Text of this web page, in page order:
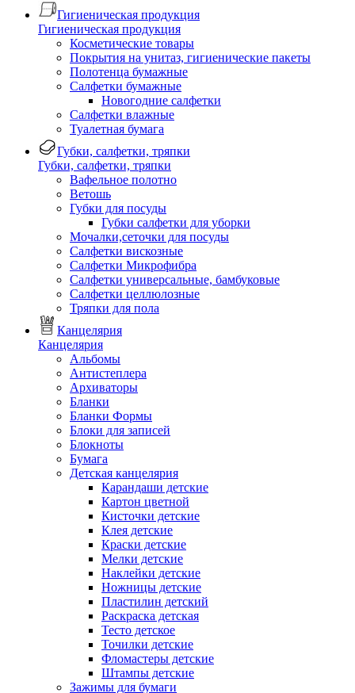
Гигиеническая продукция
Гигиеническая продукция
Косметические товары
Покрытия на унитаз, гигиенические пакеты
Полотенца бумажные
Салфетки бумажные
Новогодние салфетки
Салфетки влажные
Туалетная бумага
Губки, салфетки, тряпки
Губки, салфетки, тряпки
Вафельное полотно
Ветошь
Губки для посуды
Губки салфетки для уборки
Мочалки,сеточки для посуды
Салфетки вискозные
Салфетки Микрофибра
Салфетки универсальные, бамбуковые
Салфетки целлюлозные
Тряпки для пола
Канцелярия
Канцелярия
Альбомы
Антистеплера
Архиваторы
Бланки
Бланки Формы
Блоки для записей
Блокноты
Бумага
Детская канцелярия
Карандаши детские
Картон цветной
Кисточки детские
Клея детские
Краски детские
Мелки детские
Наклейки детские
Ножницы детские
Пластилин детский
Раскраска детская
Тесто детское
Точилки детские
Фломастеры детские
Штампы детские
Зажимы для бумаги